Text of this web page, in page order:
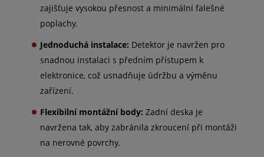
zajišťuje vysokou přesnost a minimální falešné
poplachy.
Jednoduchá instalace: Detektor je navržen pro
snadnou instalaci s předním přístupem k
elektronice, což usnadňuje údržbu a výměnu
zařízení.
Flexibilní montážní body: Zadní deska je
navržena tak, aby zabránila zkroucení při montáži
na nerovné povrchy.